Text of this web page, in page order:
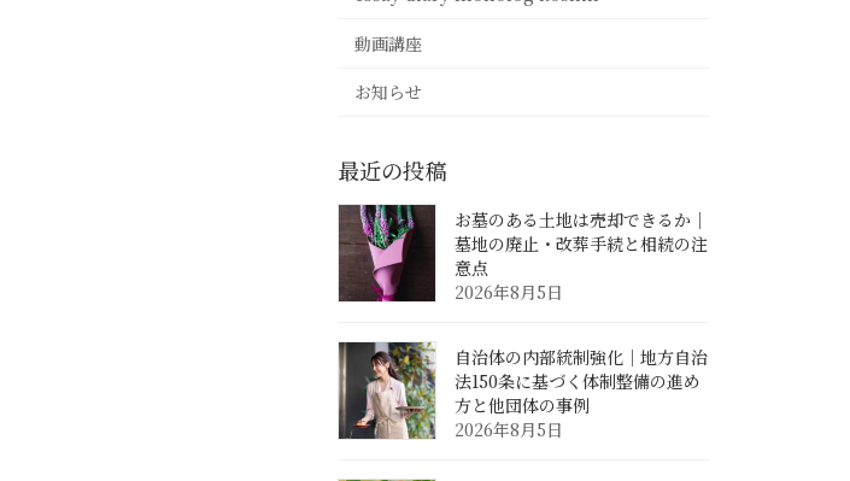
動画講座
お知らせ
最近の投稿
お墓のある土地は売却できるか｜
墓地の廃止・改葬手続と相続の注
意点
2026年8月5日
自治体の内部統制強化｜地方自治
法150条に基づく体制整備の進め
方と他団体の事例
2026年8月5日